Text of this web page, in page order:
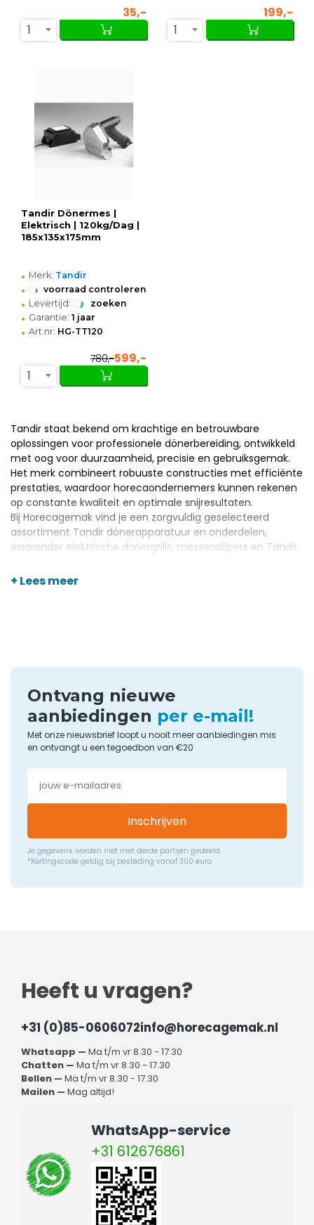
35,-
1
199,-
1
Tandir Dönermes |
Elektrisch | 120kg/Dag |
185x135x175mm
• Merk: Tandir
• voorraad controleren
• Levertijd: zoeken
• Garantie: 1 jaar
• Art.nr: HG-TT120
780,-599,-
1
Tandir staat bekend om krachtige en betrouwbare
oplossingen voor professionele dönerbereiding, ontwikkeld
met oog voor duurzaamheid, precisie en gebruiksgemak.
Het merk combineert robuuste constructies met efficiënte
prestaties, waardoor horecaondernemers kunnen rekenen
op constante kwaliteit en optimale snijresultaten.
Bij Horecagemak vind je een zorgvuldig geselecteerd
assortiment Tandir dönerapparatuur en onderdelen,
waaronder elektrische dönergrills, messenslijpers en Tandir
vervangingsonderdelen zoals tandriemen, schakelaars en
+ Lees meer
Ontvang nieuwe
aanbiedingen per e-mail!
Met onze nieuwsbrief loopt u nooit meer aanbiedingen mis
en ontvangt u een tegoedbon van €20
Inschrijven
Je gegevens worden niet met derde partijen gedeeld
*Kortingscode geldig bij besteding vanaf 300 euro
Heeft u vragen?
+31 (0)85-0606072info@horecagemak.nl
Whatsapp — Ma t/m vr 8.30 - 17.30
Chatten — Ma t/m vr 8.30 - 17.30
Bellen — Ma t/m vr 8.30 - 17.30
Mailen — Mag altijd!
WhatsApp-service
+31 612676861